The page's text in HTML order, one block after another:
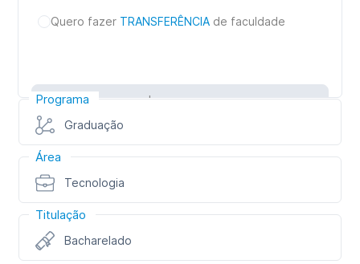
Programa
Graduação
Área
Tecnologia
Titulação
Bacharelado
Quero fazer TRANSFERÊNCIA de faculdade
Inscreva-se